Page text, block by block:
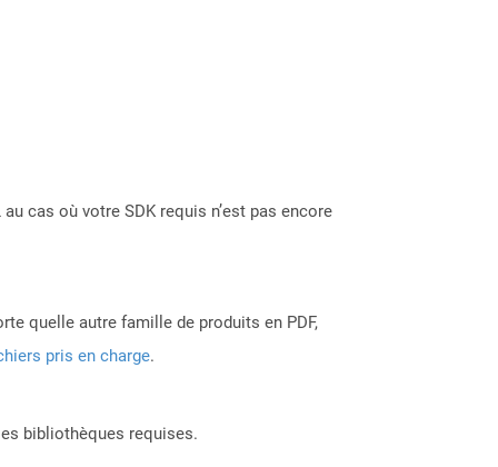
cas où votre SDK requis n’est pas encore
quelle autre famille de produits en PDF,
pris en charge.
bibliothèques requises.